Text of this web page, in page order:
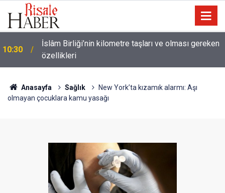
09:47
Ünlü futbolcu Dembele: Eşimin yüzünü
göstermemesi dini bir mesele!
Anasayfa Sağlık
New York’ta kızamık alarmı: Aşı
olmayan çocuklara kamu yasağı